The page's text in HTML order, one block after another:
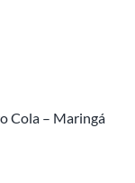
Cola – Maringá